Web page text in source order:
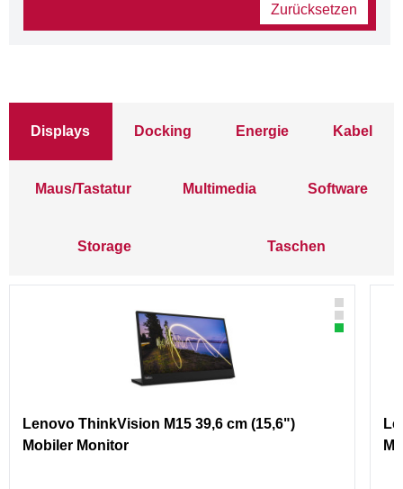
Zurücksetzen
Displays Docking Energie Kabel
Maus/Tastatur Multimedia Software
Storage Taschen
Lenovo ThinkVision M15 39,6 cm (15,6")
Mobiler Monitor